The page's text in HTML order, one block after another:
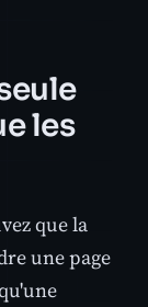
les
que la
une page